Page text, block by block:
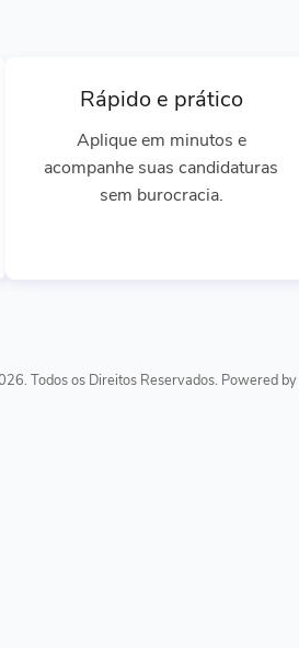
Rápido e prático
Aplique em minutos e
acompanhe suas candidaturas
sem burocracia.
Todos os Direitos Reservados. Powered by